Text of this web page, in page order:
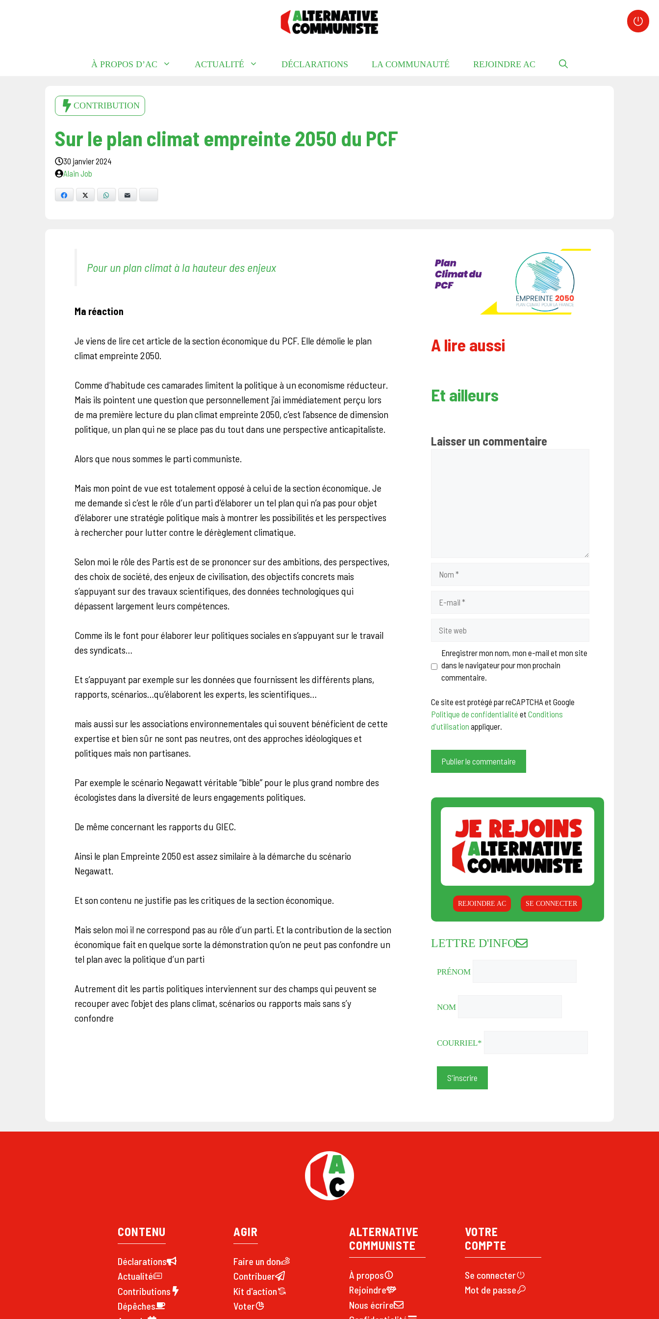
À PROPOS D’AC ACTUALITÉ DÉCLARATIONS LA COMMUNAUTÉ REJOINDRE AC
CONTRIBUTION
Sur le plan climat empreinte 2050 du PCF
30 janvier 2024
Alain Job
Facebook WhatsApp
Pour un plan climat à la hauteur des enjeux
Ma réaction
Je viens de lire cet article de la section économique du PCF. Elle démolie le plan
climat empreinte 2050.
Comme d’habitude ces camarades limitent la politique à un economisme réducteur.
Mais ils pointent une question que personnellement j’ai immédiatement perçu lors
de ma première lecture du plan climat empreinte 2050, c’est l’absence de dimension
politique, un plan qui ne se place pas du tout dans une perspective anticapitaliste.
Alors que nous sommes le parti communiste.
Mais mon point de vue est totalement opposé à celui de la section économique. Je
me demande si c’est le rôle d’un parti d’élaborer un tel plan qui n’a pas pour objet
d’élaborer une stratégie politique mais à montrer les possibilités et les perspectives
à rechercher pour lutter contre le dérèglement climatique.
Selon moi le rôle des Partis est de se prononcer sur des ambitions, des perspectives,
des choix de société, des enjeux de civilisation, des objectifs concrets mais
s’appuyant sur des travaux scientifiques, des données technologiques qui
dépassent largement leurs compétences.
Comme ils le font pour élaborer leur politiques sociales en s’appuyant sur le travail
des syndicats…
Et s’appuyant par exemple sur les données que fournissent les différents plans,
rapports, scénarios…qu’élaborent les experts, les scientifiques…
mais aussi sur les associations environnementales qui souvent bénéficient de cette
expertise et bien sûr ne sont pas neutres, ont des approches idéologiques et
politiques mais non partisanes.
Par exemple le scénario Negawatt véritable “bible” pour le plus grand nombre des
écologistes dans la diversité de leurs engagements politiques.
De même concernant les rapports du GIEC.
Ainsi le plan Empreinte 2050 est assez similaire à la démarche du scénario
Negawatt.
Et son contenu ne justifie pas les critiques de la section économique.
Mais selon moi il ne correspond pas au rôle d’un parti. Et la contribution de la section
économique fait en quelque sorte la démonstration qu’on ne peut pas confondre un
tel plan avec la politique d’un parti
Autrement dit les partis politiques interviennent sur des champs qui peuvent se
recouper avec l’objet des plans climat, scénarios ou rapports mais sans s’y
confondre
A lire aussi
Et ailleurs
Laisser un commentaire
mail
web
Enregistrer mon nom, mon e-mail et mon site
dans le navigateur pour mon prochain
commentaire.
Ce site est protégé par reCAPTCHA et Google
Politique de confidentialité et Conditions
d'utilisation appliquer.
REJOINDRE AC SE CONNECTER
LETTRE D'INFO
PRÉNOM
NOM
COURRIEL*
CONTENU
Déclarations
Actualité
Contributions
Dépêches
AGIR
Faire un don
Contribuer
Kit d'action
Voter
ALTERNATIVE
COMMUNISTE
À propos
Rejoindre
Nous écrire
VOTRE
COMPTE
Se connecter
Mot de passe